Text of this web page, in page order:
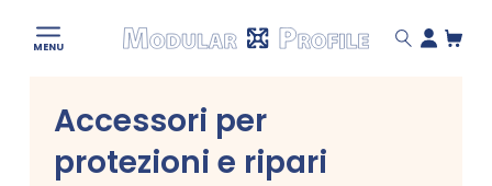
MENU
Modular
Accessori per
protezioni e ripari